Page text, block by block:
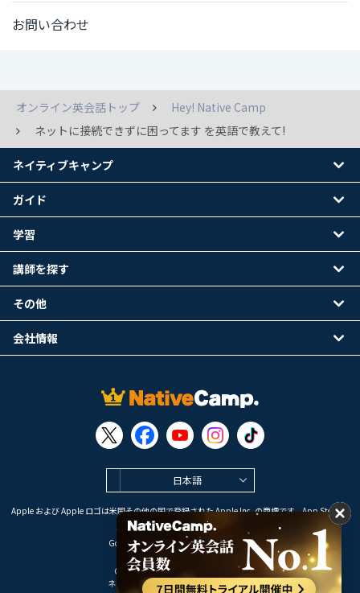
お問い合わせ
オンライン英会話トップ
Hey! Native Camp
ネットに接続できずに困ってます を英語で教えて!
日本語
Apple および Apple ロゴは米国その他の国で登録された Apple Inc. の商標です。App Store は
Apple Inc. のサービスマークです。
Google Play は Google LLC の商標です。
Copyright © 2026 オンライン英会話
ネイティブキャンプ All Rights Reserved.
ネイティブキャンプ
ガイド
学習
講師を探す
その他
会社情報